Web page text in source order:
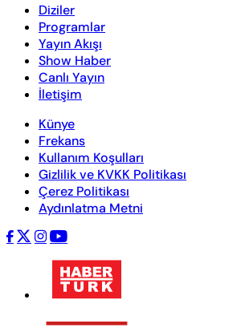
Diziler
Programlar
Yayın Akışı
Show Haber
Canlı Yayın
İletişim
Künye
Frekans
Kullanım Koşulları
Gizlilik ve KVKK Politikası
Çerez Politikası
Aydınlatma Metni